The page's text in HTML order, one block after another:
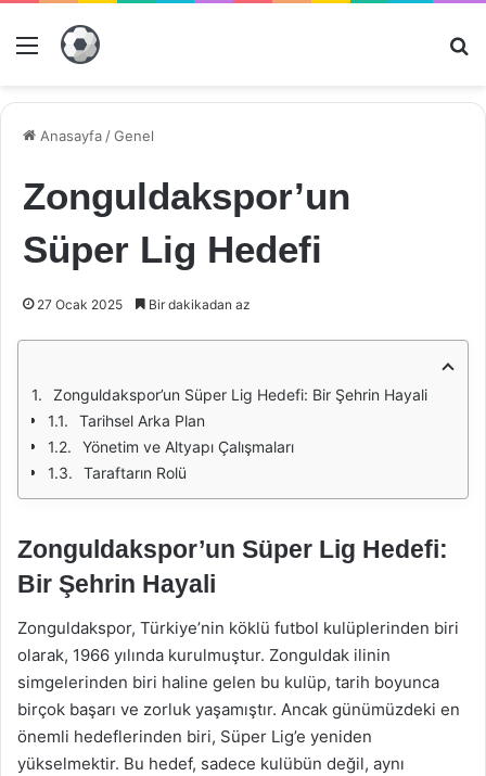
Menü
Anasayfa /Genel
Zonguldakspor’un
Süper Lig Hedefi
27 Ocak 2025 Bir dakikadan az
Zonguldakspor’un Süper Lig Hedefi: Bir Şehrin Hayali
Tarihsel Arka Plan
Yönetim ve Altyapı Çalışmaları
Taraftarın Rolü
Zonguldakspor’un Süper Lig Hedefi:
Bir Şehrin Hayali
Zonguldakspor, Türkiye’nin köklü futbol kulüplerinden biri
olarak, 1966 yılında kurulmuştur. Zonguldak ilinin
simgelerinden biri haline gelen bu kulüp, tarih boyunca
birçok başarı ve zorluk yaşamıştır. Ancak günümüzdeki en
önemli hedeflerinden biri, Süper Lig’e yeniden
yükselmektir. Bu hedef, sadece kulübün değil, aynı